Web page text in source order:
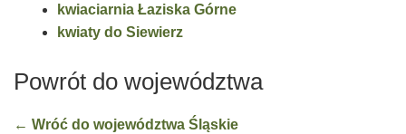
kwiaciarnia Łaziska Górne
kwiaty do Siewierz
Powrót do województwa
← Wróć do województwa Śląskie